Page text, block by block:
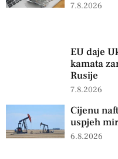
7.8.2026
EU daje
kamata
Rusije
7.8.2026
Cijenu
uspjeh
6.8.2026